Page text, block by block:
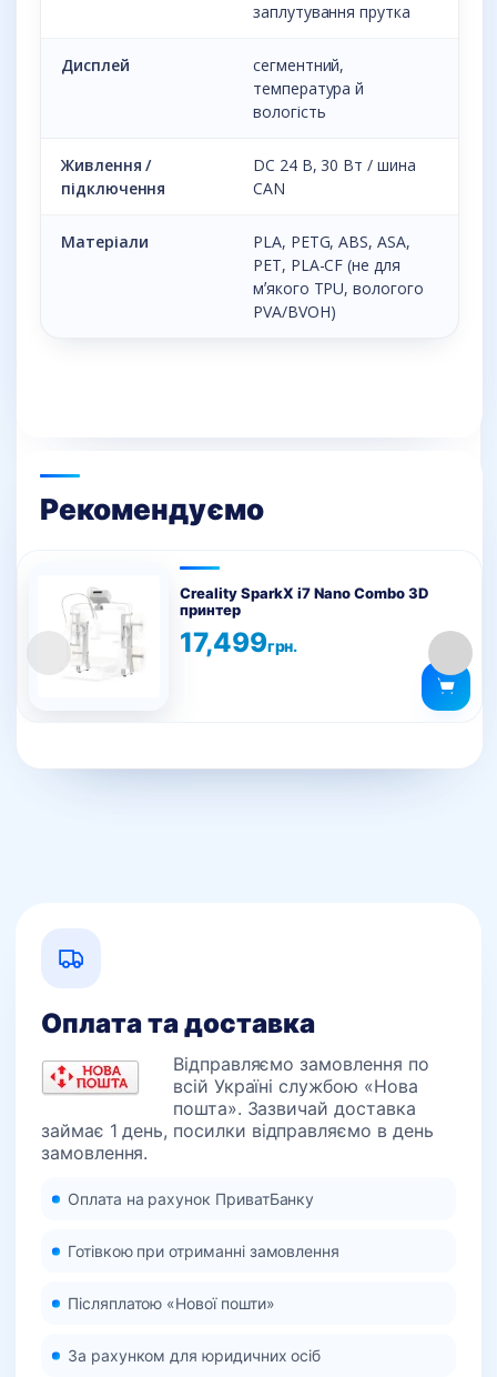
заплутування прутка
Дисплей
сегментний,
температура й
вологість
Живлення /
підключення
DC 24 В, 30 Вт / шина
CAN
Матеріали
PLA, PETG, ABS, ASA,
PET, PLA-CF (не для
мʼякого TPU, вологого
PVA/BVOH)
Рекомендуємо
Creality SparkX i7 Nano Combo 3D
принтер
17,499грн.
Оплата та доставка
Відправляємо замовлення по
всій Україні службою «Нова
пошта». Зазвичай доставка
займає 1 день, посилки відправляємо в день
замовлення.
Оплата на рахунок ПриватБанку
Готівкою при отриманні замовлення
Післяплатою «Нової пошти»
За рахунком для юридичних осіб